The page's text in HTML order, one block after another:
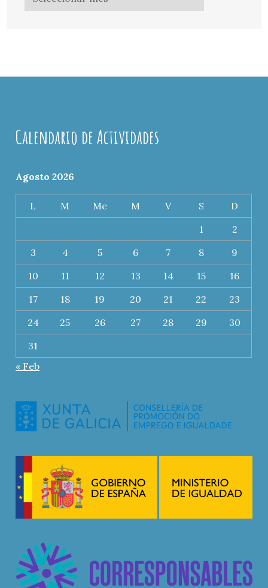
Calendario de Actividades
Agosto 2026
L M Me M V S
D
1
2
3
4 5 6 7 8
9
10
11 12 13 14 15
16
17
18 19 20 21 22
23
24
25 26 27 28 29
30
31
« Feb